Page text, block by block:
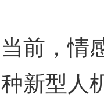
，情
新型人